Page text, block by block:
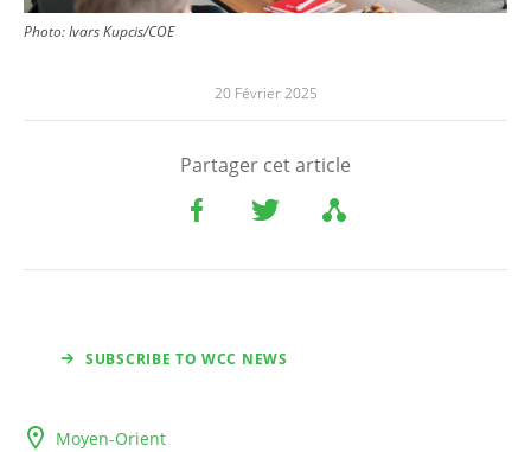
Photo:Ivars Kupcis/COE
20 Février 2025
Partager cet article
SUBSCRIBE TO WCC NEWS
Moyen-Orient